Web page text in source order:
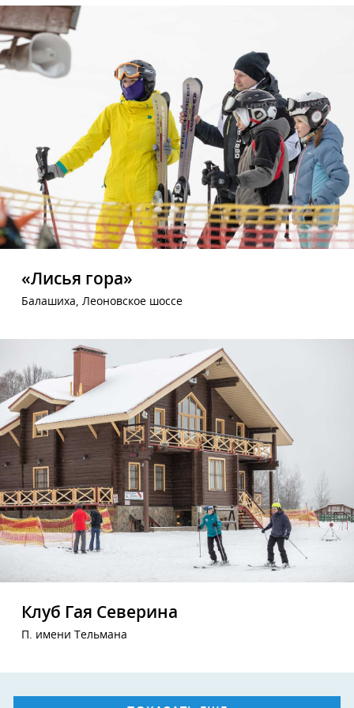
«Лисья гора»
Балашиха, Леоновское шоссе
Клуб Гая Северина
П. имени Тельмана